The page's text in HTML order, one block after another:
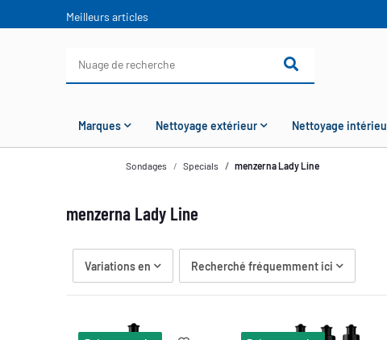
Meilleurs articles
Marques Nettoyage extérieur Nettoyage
Sondages Specials menzerna Lady Line
menzerna Lady Line
Variations en Recherché fréquemment ici